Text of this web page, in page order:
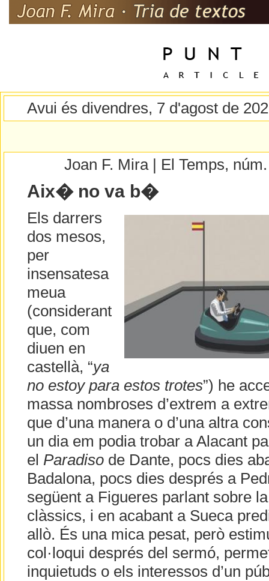
Avui és divendres, 7 d'agost de
Joan F. Mira | El Temps,
Aix� no va b�
Els darrers
dos mesos,
per
insensatesa
meua
(considerant
que, com
diuen en
castellà, “ya
no estoy para estos trotes”) he
massa nombroses d’extrem a
que d’una manera o d’una altra
un dia em podia trobar a Alacant
el Paradisode Dante, pocs dies
Badalona, pocs dies després a
següent a Figueres parlant sobre
clàssics, i en acabant a Sueca
allò. És una mica pesat, però
col·loqui després del sermó,
inquietuds o els interessos d’un